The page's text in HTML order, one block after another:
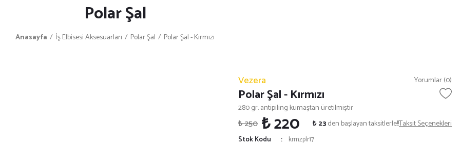
Polar Şal
Anasayfa İş Elbisesi Aksesuarları Polar Şal Polar Şal - Kırmızı
Vezera Yorumlar (0)
Polar Şal - Kırmızı
280 gr. antipiling kumaştan üretilmiştir
₺ 250 ₺ 220 ₺ 23den başlayan taksitlerle!!Taksit Seçenekleri
Stok Kodu
krmzplr17